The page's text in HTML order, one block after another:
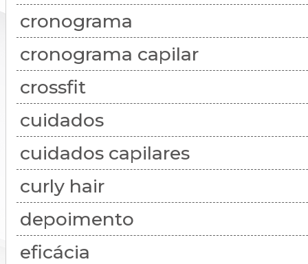
cronograma
cronograma capilar
crossfit
cuidados
cuidados capilares
curly hair
depoimento
eficácia